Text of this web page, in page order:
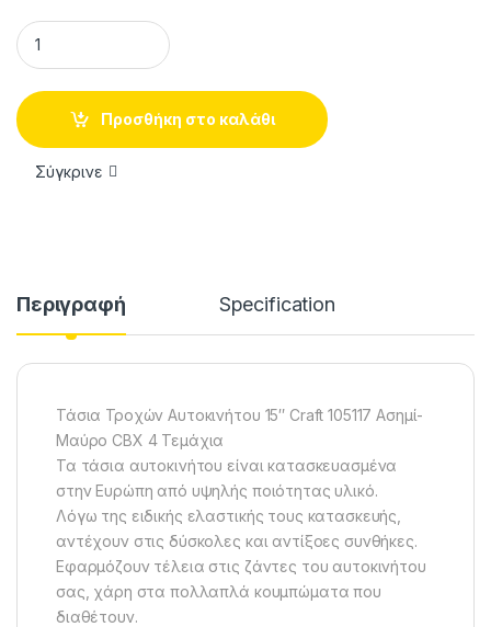
Τάσια Τροχών Αυτοκινήτου 15" Craft 105117 Ασημί-Μαύρο
Προσθήκη στο καλάθι
Σύγκρινε
Περιγραφή Specification
Τάσια Τροχών Αυτοκινήτου 15″ Craft 105117 Ασημί-
Μαύρο CBX 4 Τεμάχια
Τα τάσια αυτοκινήτου είναι κατασκευασμένα
στην Ευρώπη από υψηλής ποιότητας υλικό.
Λόγω της ειδικής ελαστικής τους κατασκευής,
αντέχουν στις δύσκολες και αντίξοες συνθήκες.
Εφαρμόζουν τέλεια στις ζάντες του αυτοκινήτου
σας, χάρη στα πολλαπλά κουμπώματα που
διαθέτουν.